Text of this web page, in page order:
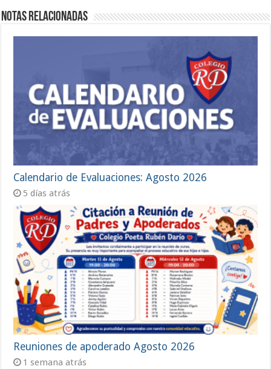
Notas Relacionadas
Calendario de Evaluaciones: Agosto 2026
5 días atrás
Reuniones de apoderado Agosto 2026
1 semana atrás